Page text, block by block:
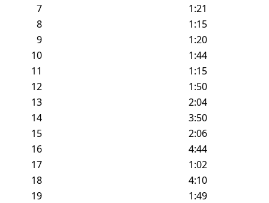
7
1:21
8
1:15
9
1:20
10
1:44
11
1:15
12
1:50
13
2:04
14
3:50
15
2:06
16
4:44
17
1:02
18
4:10
19
1:49